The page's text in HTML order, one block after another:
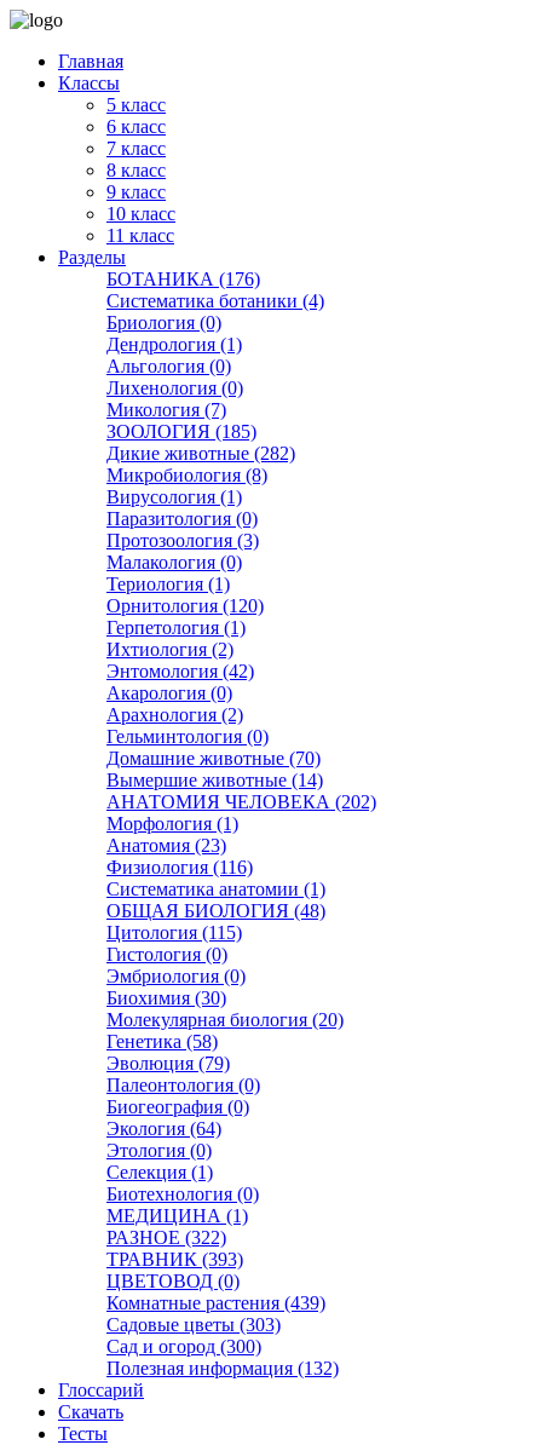
Главная
Классы
5 класс
6 класс
7 класс
8 класс
9 класс
10 класс
11 класс
Разделы
БОТАНИКА (176)
Систематика ботаники (4)
Бриология (0)
Дендрология (1)
Альгология (0)
Лихенология (0)
Микология (7)
ЗООЛОГИЯ (185)
Дикие животные (282)
Микробиология (8)
Вирусология (1)
Паразитология (0)
Протозоология (3)
Малакология (0)
Териология (1)
Орнитология (120)
Герпетология (1)
Ихтиология (2)
Энтомология (42)
Акарология (0)
Арахнология (2)
Гельминтология (0)
Домашние животные (70)
Вымершие животные (14)
АНАТОМИЯ ЧЕЛОВЕКА (202)
Морфология (1)
Анатомия (23)
Физиология (116)
Систематика анатомии (1)
ОБЩАЯ БИОЛОГИЯ (48)
Цитология (115)
Гистология (0)
Эмбриология (0)
Биохимия (30)
Молекулярная биология (20)
Генетика (58)
Эволюция (79)
Палеонтология (0)
Биогеография (0)
Экология (64)
Этология (0)
Селекция (1)
Биотехнология (0)
МЕДИЦИНА (1)
РАЗНОЕ (322)
ТРАВНИК (393)
ЦВЕТОВОД (0)
Комнатные растения (439)
Садовые цветы (303)
Сад и огород (300)
Полезная информация (132)
Глоссарий
Скачать
Тесты